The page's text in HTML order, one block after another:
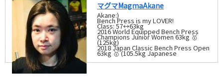
マグマMagmaAkane
Akane:)
Bench Press is my LOVER!
Class: 57↔️63kg
2016 World Equipped Bench Press
Champions Junior Women 63kg 🥇
(125kg)
2018 Japan Classic Bench Press Open
63kg 🥇 (105.5kg Japanese